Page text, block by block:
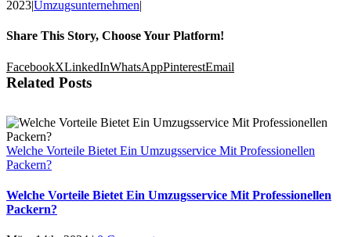
2023|Umzugsunternehmen|
Share This Story, Choose Your Platform!
FacebookXLinkedInWhatsAppPinterestEmail
Related Posts
Welche Vorteile Bietet Ein Umzugsservice Mit Professionellen
Packern?
Welche Vorteile Bietet Ein Umzugsservice Mit Professionellen
Packern?